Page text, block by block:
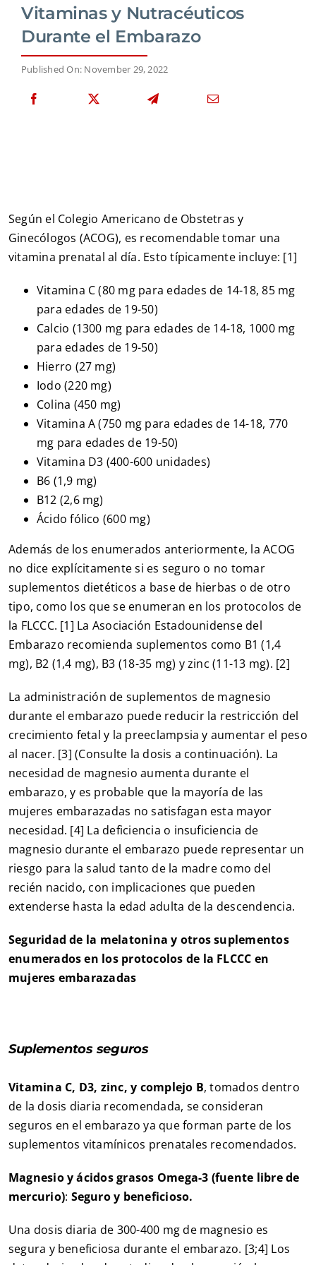
Vitaminas y Nutracéuticos
Durante el Embarazo
Published On: November 29, 2022
Según el Colegio Americano de Obstetras y
Ginecólogos (ACOG), es recomendable tomar una
vitamina prenatal al día. Esto típicamente incluye: [1]
Vitamina C (80 mg para edades de 14-18, 85 mg
para edades de 19-50)
Calcio (1300 mg para edades de 14-18, 1000 mg
para edades de 19-50)
Hierro (27 mg)
Iodo (220 mg)
Colina (450 mg)
Vitamina A (750 mg para edades de 14-18, 770
mg para edades de 19-50)
Vitamina D3 (400-600 unidades)
B6 (1,9 mg)
B12 (2,6 mg)
Ácido fólico (600 mg)
Además de los enumerados anteriormente, la ACOG
no dice explícitamente si es seguro o no tomar
suplementos dietéticos a base de hierbas o de otro
tipo, como los que se enumeran en los protocolos de
la FLCCC. [1] La Asociación Estadounidense del
Embarazo recomienda suplementos como B1 (1,4
mg), B2 (1,4 mg), B3 (18-35 mg) y zinc (11-13 mg). [2]
La administración de suplementos de magnesio
durante el embarazo puede reducir la restricción del
crecimiento fetal y la preeclampsia y aumentar el peso
al nacer. [3] (Consulte la dosis a continuación). La
necesidad de magnesio aumenta durante el
embarazo, y es probable que la mayoría de las
mujeres embarazadas no satisfagan esta mayor
necesidad. [4] La deficiencia o insuficiencia de
magnesio durante el embarazo puede representar un
riesgo para la salud tanto de la madre como del
recién nacido, con implicaciones que pueden
extenderse hasta la edad adulta de la descendencia.
Seguridad de la melatonina y otros suplementos
enumerados en los protocolos de la FLCCC en
mujeres embarazadas
Suplementos seguros
Vitamina C, D3, zinc, y complejo B, tomados dentro
de la dosis diaria recomendada, se consideran
seguros en el embarazo ya que forman parte de los
suplementos vitamínicos prenatales recomendados.
Magnesio y ácidos grasos Omega-3 (fuente libre de
mercurio): Seguro y beneficioso.
Una dosis diaria de 300-400 mg de magnesio es
segura y beneficiosa durante el embarazo. [3;4] Los